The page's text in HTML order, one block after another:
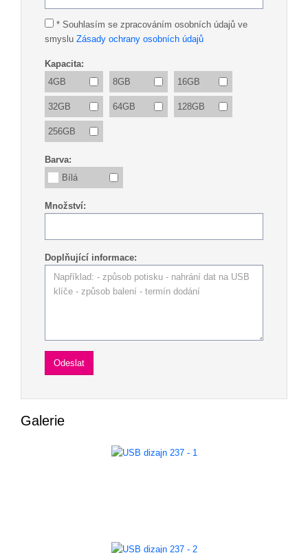
* Souhlasím se zpracováním osobních údajů ve
smyslu Zásady ochrany osobních údajů
Kapacita:
4GB
8GB 16GB
32GB 64GB 128GB
256GB
Barva:
Bílá
Množství:
Doplňující informace:
Galerie